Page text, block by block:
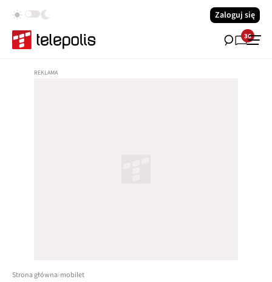
Zaloguj się
36
Strona główna mobilet